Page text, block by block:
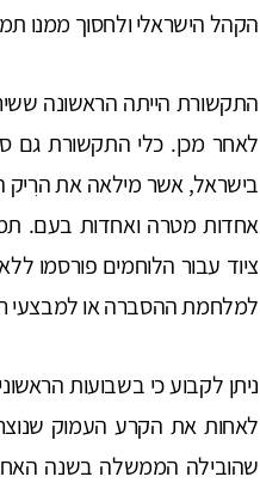
הקהל הישראלי ולחסוך ממנו
לאחר מכן. כלי התקשורת גם
בישראל, אשר מילאה את הרִיק
אחדות מטרה ואחדות בעם.
ציוד עבור הלוחמים פורסמו
למלחמת ההסברה או למבצעי
ניתן לקבוע כי בשבועות
לאחות את הקרע העמוק
שהובילה הממשלה בשנה